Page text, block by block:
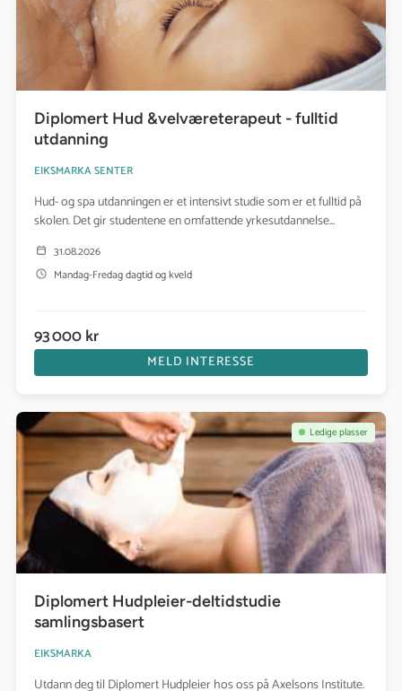
Diplomert Hud &velværeterapeut - fulltid
utdanning
EIKSMARKA SENTER
Hud- og spa utdanningen er et intensivt studie som er et fulltid på
skolen. Det gir studentene en omfattende yrkesutdannelse...
31.08.2026
Mandag-Fredag dagtid og kveld
93 000 kr
MELD INTERESSE
Se kurs: Diplomert Hudpleier-deltidstudie samlingsbasert
Ledige plasser
Diplomert Hudpleier-deltidstudie
samlingsbasert
EIKSMARKA
Utdann deg til Diplomert Hudpleier hos oss på Axelsons Institute.